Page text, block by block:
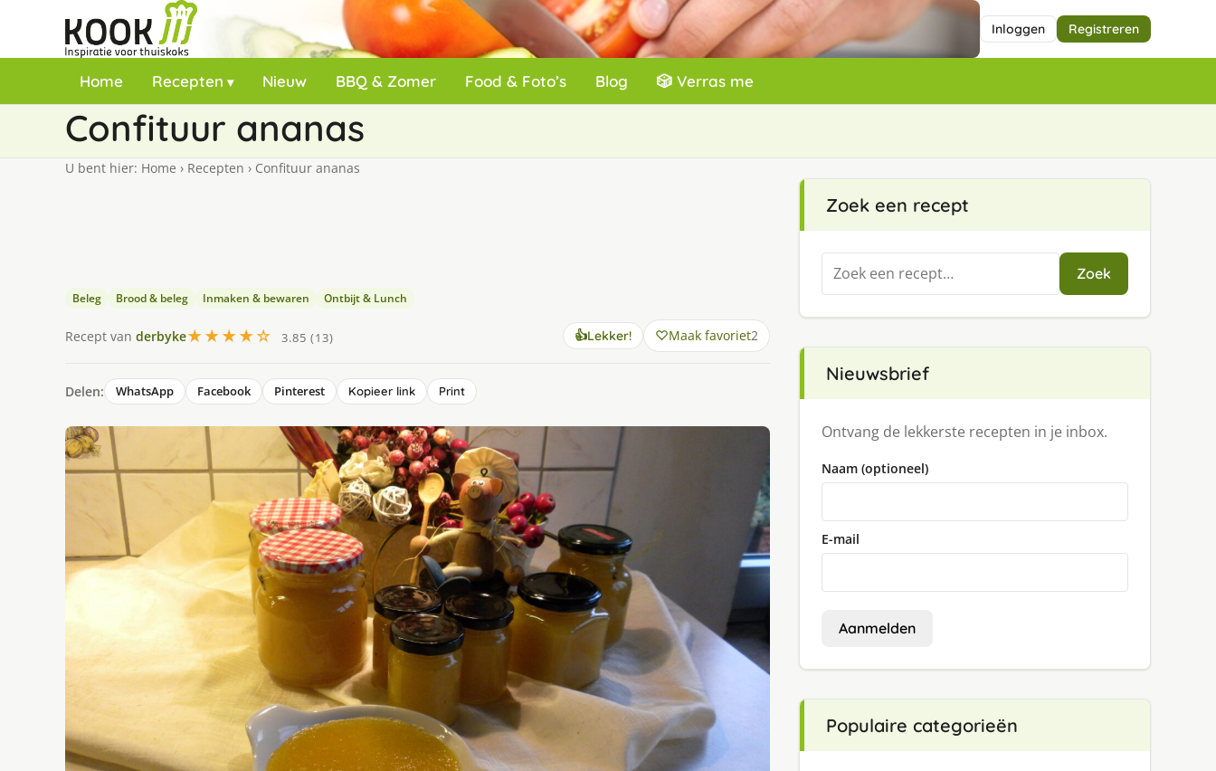
Inloggen Registreren
Home Recepten Nieuw BBQ & Zomer Food & Foto’s Blog 🎲 Verras me
Confituur ananas
U bent hier: Home › Recepten › Confituur ananas
Beleg Brood & beleg Inmaken & bewaren Ontbijt & Lunch
Recept van derbyke★★★★☆ 3.85 (13) 👍Lekker! Maak favoriet2
Delen: WhatsApp Facebook Pinterest Kopieer link Print
Zoek een recept
Zoeken
naar:
Zoek
Nieuwsbrief
Ontvang de lekkerste recepten in je inbox.
Naam (optioneel)
E-mail
Aanmelden
Populaire categorieën